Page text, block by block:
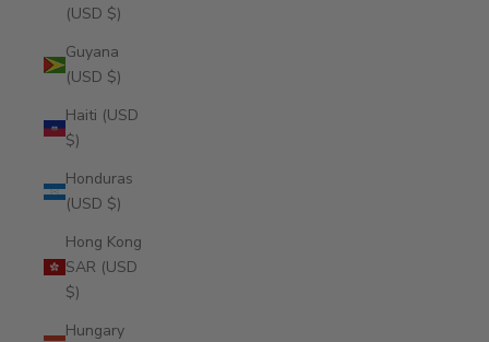
(USD $)
Guyana
(USD $)
Haiti (USD
$)
Honduras
(USD $)
Hong Kong
SAR (USD
$)
Hungary